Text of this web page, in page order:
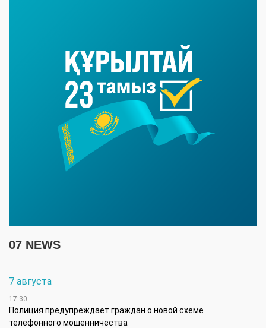
07 NEWS
7 августа
17:30
Полиция предупреждает граждан о новой схеме
телефонного мошенничества